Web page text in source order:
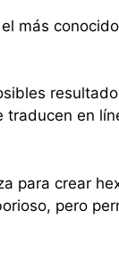
más
en
para crear
pero